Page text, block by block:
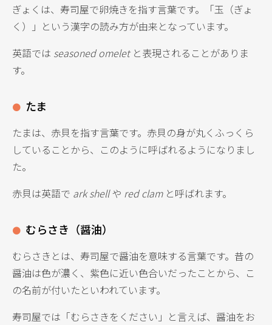
ぎょくは、寿司屋で卵焼きを指す言葉です。「玉（ぎょ
く）」という漢字の読み方が由来となっています。
英語では seasoned omeletと表現されることがありま
す。
たま
たまは、赤貝を指す言葉です。赤貝の身が丸くふっくら
していることから、このように呼ばれるようになりまし
た。
赤貝は英語で ark shellや red clamと呼ばれます。
むらさき（醤油）
むらさきとは、寿司屋で醤油を意味する言葉です。昔の
醤油は色が濃く、紫色に近い色合いだったことから、こ
の名前が付いたといわれています。
寿司屋では「むらさきをください」と言えば、醤油をお